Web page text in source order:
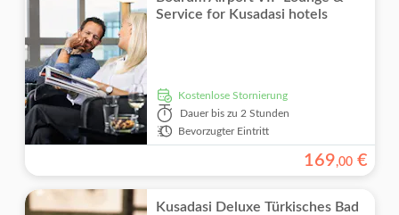
Service for Kusadasi hotels
kostenlose Stornierung
Dauer bis zu 2 Stunden
Bevorzugter Eintritt
169,00 €
Kusadasi Deluxe Türkisches Bad